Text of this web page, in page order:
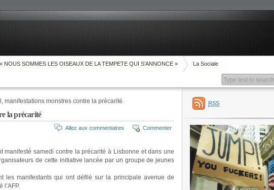
« NOUS SOMMES LES OISEAUX DE LA TEMPETE QUI S’ANNONCE » La Sociale
manifestations monstres contre la précarité
la précarité
Commenter
Allez aux commentaires
manifesté samedi contre la précarité à Lisbonne et dans une
de cette initiative lancée par un groupe de jeunes
les manifestants qui ont défilé sur la principale avenue de
l’AFP.
RSS